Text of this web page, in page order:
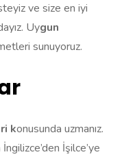
ve size en iyi
Uygun
sunuyoruz.
konusunda uzmanız.
İşilce’ye